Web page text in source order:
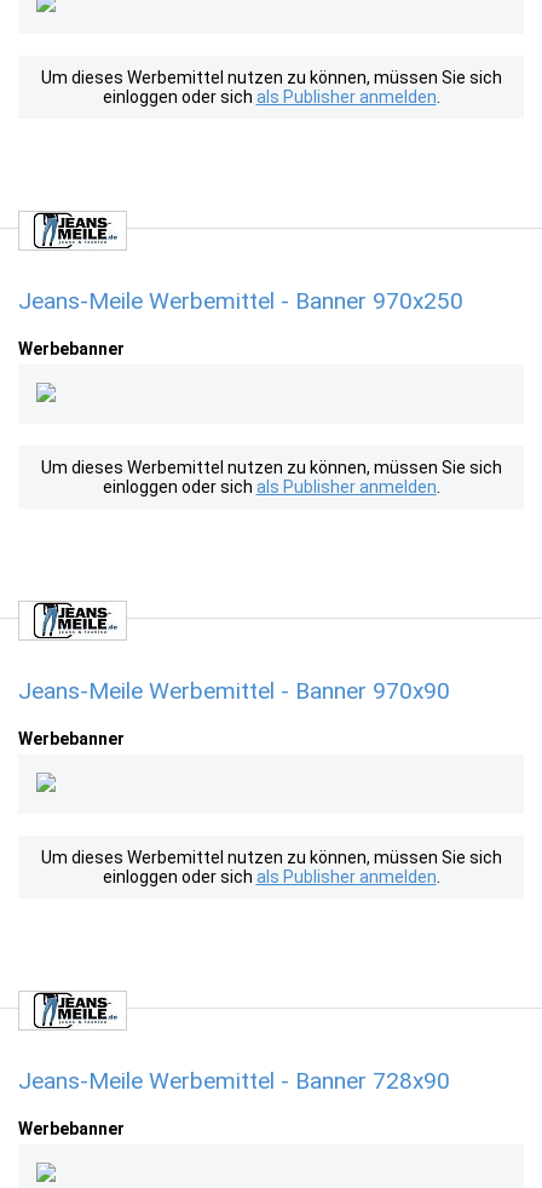
Um dieses Werbemittel nutzen zu können, müssen Sie sich
einloggen oder sich als Publisher anmelden
Jeans-Meile Werbemittel - Banner 970x250
Werbebanner
Um dieses Werbemittel nutzen zu können, müssen Sie sich
einloggen oder sich als Publisher anmelden
Jeans-Meile Werbemittel - Banner 970x90
Werbebanner
Um dieses Werbemittel nutzen zu können, müssen Sie sich
einloggen oder sich als Publisher anmelden
Jeans-Meile Werbemittel - Banner 728x90
Werbebanner